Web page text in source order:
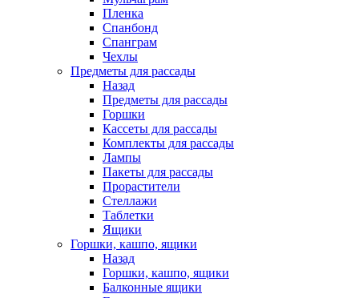
Пленка
Спанбонд
Спанграм
Чехлы
Предметы для рассады
Назад
Предметы для рассады
Горшки
Кассеты для рассады
Комплекты для рассады
Лампы
Пакеты для рассады
Прорастители
Стеллажи
Таблетки
Ящики
Горшки, кашпо, ящики
Назад
Горшки, кашпо, ящики
Балконные ящики